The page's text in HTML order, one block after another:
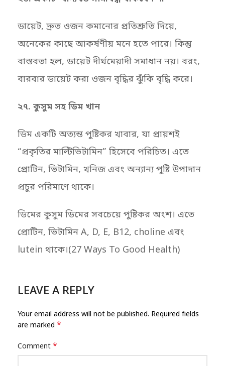
ডায়েট, দ্রুত ওজন কমানোর প্রতিশ্রুতি দিয়ে,
অনেকের কাছে আকর্ষণীয় মনে হতে পারে। কিন্তু
বাস্তবতা হল, ডায়েট দীর্ঘমেয়াদী সমাধান নয়। বরং,
বারবার ডায়েট করা ওজন বৃদ্ধির ঝুঁকি বৃদ্ধি করে।
২৭. কুসুম সহ ডিম খান
ডিম একটি অত্যন্ত পুষ্টিকর খাবার, যা প্রায়শই
“প্রকৃতির মাল্টিভিটামিন” হিসেবে পরিচিত। এতে
প্রোটিন, ভিটামিন, খনিজ এবং অন্যান্য পুষ্টি উপাদান
প্রচুর পরিমাণে থাকে।
ডিমের কুসুম ডিমের সবচেয়ে পুষ্টিকর অংশ। এতে
প্রোটিন, ভিটামিন A, D, E, B12, choline এবং
lutein থাকে।(27 Ways To Good Health)
LEAVE A REPLY
Your email address will not be published. Required fields
are marked *
Comment *